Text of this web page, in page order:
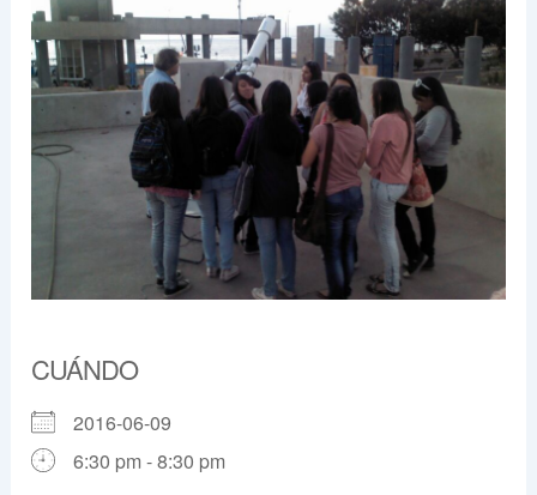
CUÁNDO
2016-06-09
6:30 pm - 8:30 pm